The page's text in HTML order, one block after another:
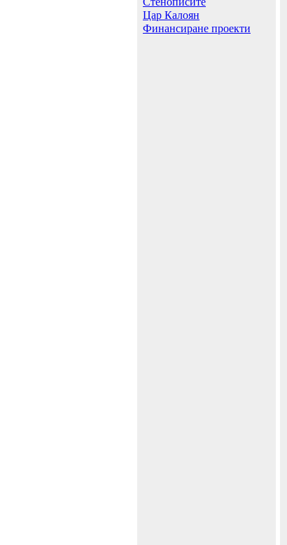
Цар Калоян
Финансиране проекти